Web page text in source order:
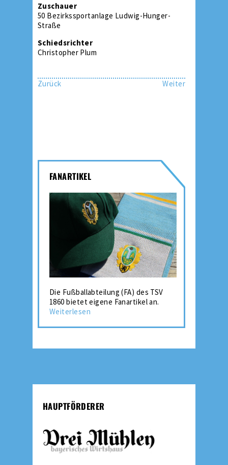
Zuschauer
50 Bezirkssportanlage Ludwig-Hunger-
Straße
Schiedsrichter
Christopher Plum
Zurück Weiter
FANARTIKEL
Die Fußballabteilung (FA) des TSV
1860 bietet eigene Fanartikel an.
Weiterlesen
HAUPTFÖRDERER